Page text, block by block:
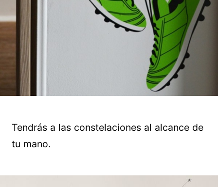
Tendrás a las constelaciones al alcance de
tu mano.